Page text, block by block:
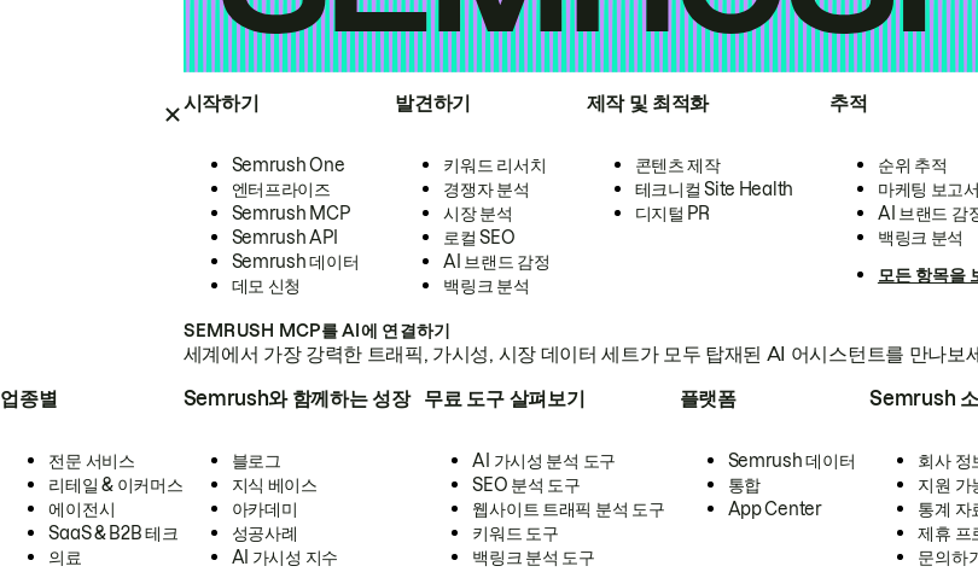
시작하기
Semrush One
엔터프라이즈
Semrush MCP
Semrush API
Semrush 데이터
데모 신청
발견하기
키워드 리서치
경쟁자 분석
시장 분석
로컬 SEO
AI 브랜드 감정
백링크 분석
제작 및 최적화
콘텐츠 제작
테크니컬 Site Health
디지털 PR
추적
순위 추적
마케팅 보고
AI 브랜드 감
백링크 분석
모든 항목을
SEMRUSH MCP를 AI에 연결하기
세계에서 가장 강력한 트래픽, 가시성, 시장 데이터 세트가 모두 탑재된 AI 어시스턴트를 만나보
업종별
전문 서비스
리테일 & 이커머스
에이전시
SaaS & B2B 테크
의료
Semrush와 함께하는 성장
블로그
지식 베이스
아카데미
성공사례
AI 가시성 지수
무료 도구 살펴보기
AI 가시성 분석 도구
SEO 분석 도구
웹사이트 트래픽 분석 도구
키워드 도구
백링크 분석 도구
플랫폼
Semrush 데이터
통합
App Center
Semrush
회사 정
지원 가
통계 자
제휴 프
문의하